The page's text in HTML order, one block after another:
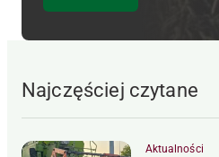
Najczęściej czytane
Aktualności